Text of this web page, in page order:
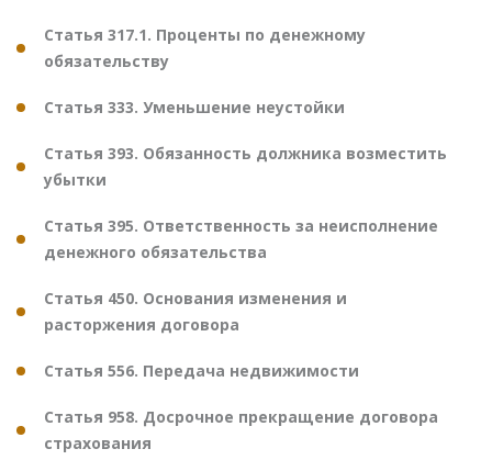
Статья 317.1. Проценты по денежному
обязательству
Статья 333. Уменьшение неустойки
Статья 393. Обязанность должника возместить
убытки
Статья 395. Ответственность за неисполнение
денежного обязательства
Статья 450. Основания изменения и
расторжения договора
Статья 556. Передача недвижимости
Статья 958. Досрочное прекращение договора
страхования